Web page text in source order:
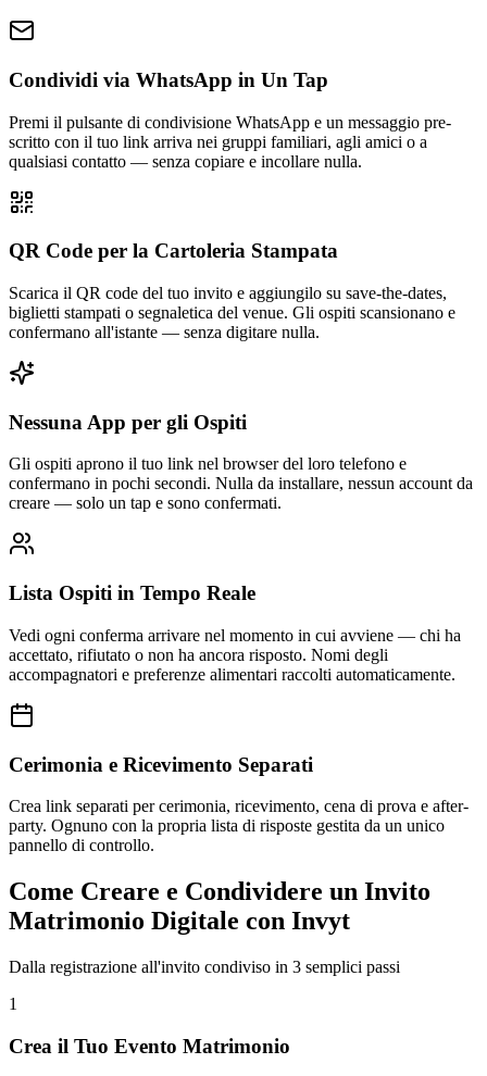
Condividi via WhatsApp in Un Tap
Premi il pulsante di condivisione WhatsApp e un messaggio pre-
scritto con il tuo link arriva nei gruppi familiari, agli amici o a
qualsiasi contatto — senza copiare e incollare nulla.
QR Code per la Cartoleria Stampata
Scarica il QR code del tuo invito e aggiungilo su save-the-dates,
biglietti stampati o segnaletica del venue. Gli ospiti scansionano e
confermano all'istante — senza digitare nulla.
Nessuna App per gli Ospiti
Gli ospiti aprono il tuo link nel browser del loro telefono e
confermano in pochi secondi. Nulla da installare, nessun account da
creare — solo un tap e sono confermati.
Lista Ospiti in Tempo Reale
Vedi ogni conferma arrivare nel momento in cui avviene — chi ha
accettato, rifiutato o non ha ancora risposto. Nomi degli
accompagnatori e preferenze alimentari raccolti automaticamente.
Cerimonia e Ricevimento Separati
Crea link separati per cerimonia, ricevimento, cena di prova e after-
party. Ognuno con la propria lista di risposte gestita da un unico
pannello di controllo.
Come Creare e Condividere un Invito
Matrimonio Digitale con Invyt
Dalla registrazione all'invito condiviso in 3 semplici passi
1
Crea il Tuo Evento Matrimonio